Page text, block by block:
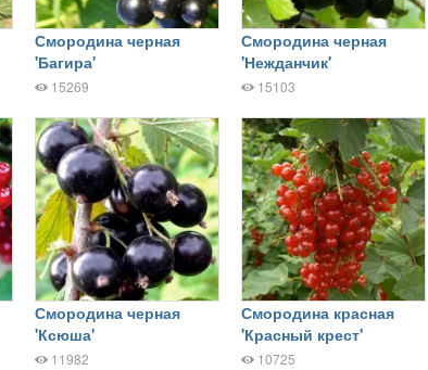
Смородина черная
'Багира'
15269
Смородина черная
'Нежданчик'
15103
Смородина черная
'Ксюша'
11982
Смородина красная
'Красный крест'
10725